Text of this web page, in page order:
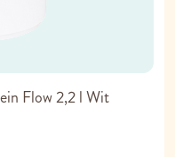
Flow 2,2 l Wit